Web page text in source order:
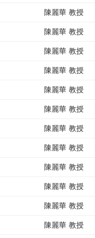
陳麗華 教授
陳麗華 教授
陳麗華 教授
陳麗華 教授
陳麗華 教授
陳麗華 教授
陳麗華 教授
陳麗華 教授
陳麗華 教授
陳麗華 教授
陳麗華 教授
陳麗華 教授